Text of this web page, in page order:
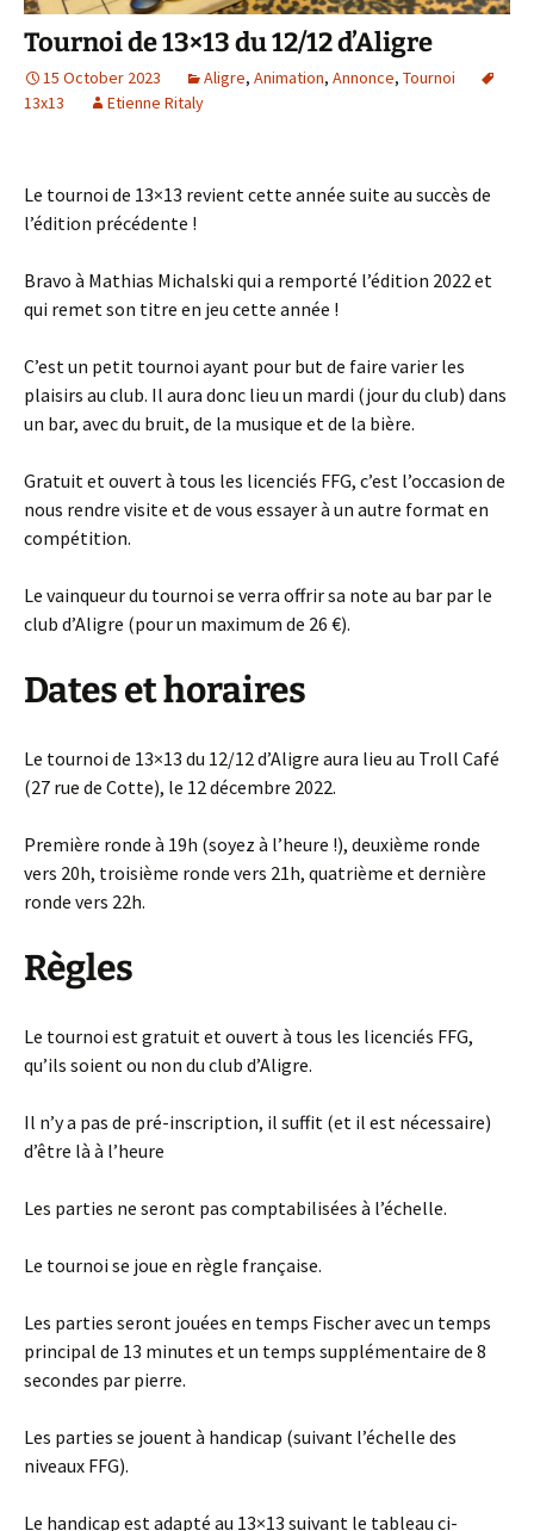
Tournoi de 13×13 du 12/12 d’Aligre
15 October 2023 Aligre, Animation, Annonce, Tournoi
13x13
Etienne Ritaly
Le tournoi de 13×13 revient cette année suite au succès de
l’édition précédente !
Bravo à Mathias Michalski qui a remporté l’édition 2022 et
qui remet son titre en jeu cette année !
C’est un petit tournoi ayant pour but de faire varier les
plaisirs au club. Il aura donc lieu un mardi (jour du club) dans
un bar, avec du bruit, de la musique et de la bière.
Gratuit et ouvert à tous les licenciés FFG, c’est l’occasion de
nous rendre visite et de vous essayer à un autre format en
compétition.
Le vainqueur du tournoi se verra offrir sa note au bar par le
club d’Aligre (pour un maximum de 26 €).
Dates et horaires
Le tournoi de 13×13 du 12/12 d’Aligre aura lieu au Troll Café
(27 rue de Cotte), le 12 décembre 2022.
Première ronde à 19h (soyez à l’heure !), deuxième ronde
vers 20h, troisième ronde vers 21h, quatrième et dernière
ronde vers 22h.
Règles
Le tournoi est gratuit et ouvert à tous les licenciés FFG,
qu’ils soient ou non du club d’Aligre.
Il n’y a pas de pré-inscription, il suffit (et il est nécessaire)
d’être là à l’heure
Les parties ne seront pas comptabilisées à l’échelle.
Le tournoi se joue en règle française.
Les parties seront jouées en temps Fischer avec un temps
principal de 13 minutes et un temps supplémentaire de 8
secondes par pierre.
Les parties se jouent à handicap (suivant l’échelle des
niveaux FFG).
Le handicap est adapté au 13×13 suivant le tableau ci-